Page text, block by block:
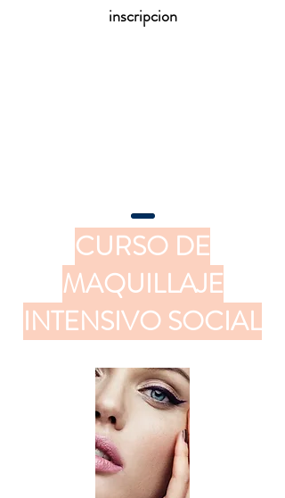
inscripcion
CURSO DE
MAQUILLAJE
INTENSIVO SOCIAL